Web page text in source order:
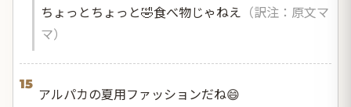
ちょっとちょっと🤣食べ物じゃねえ （訳注：原文マ
マ）
15
アルパカの夏用ファッションだね😄